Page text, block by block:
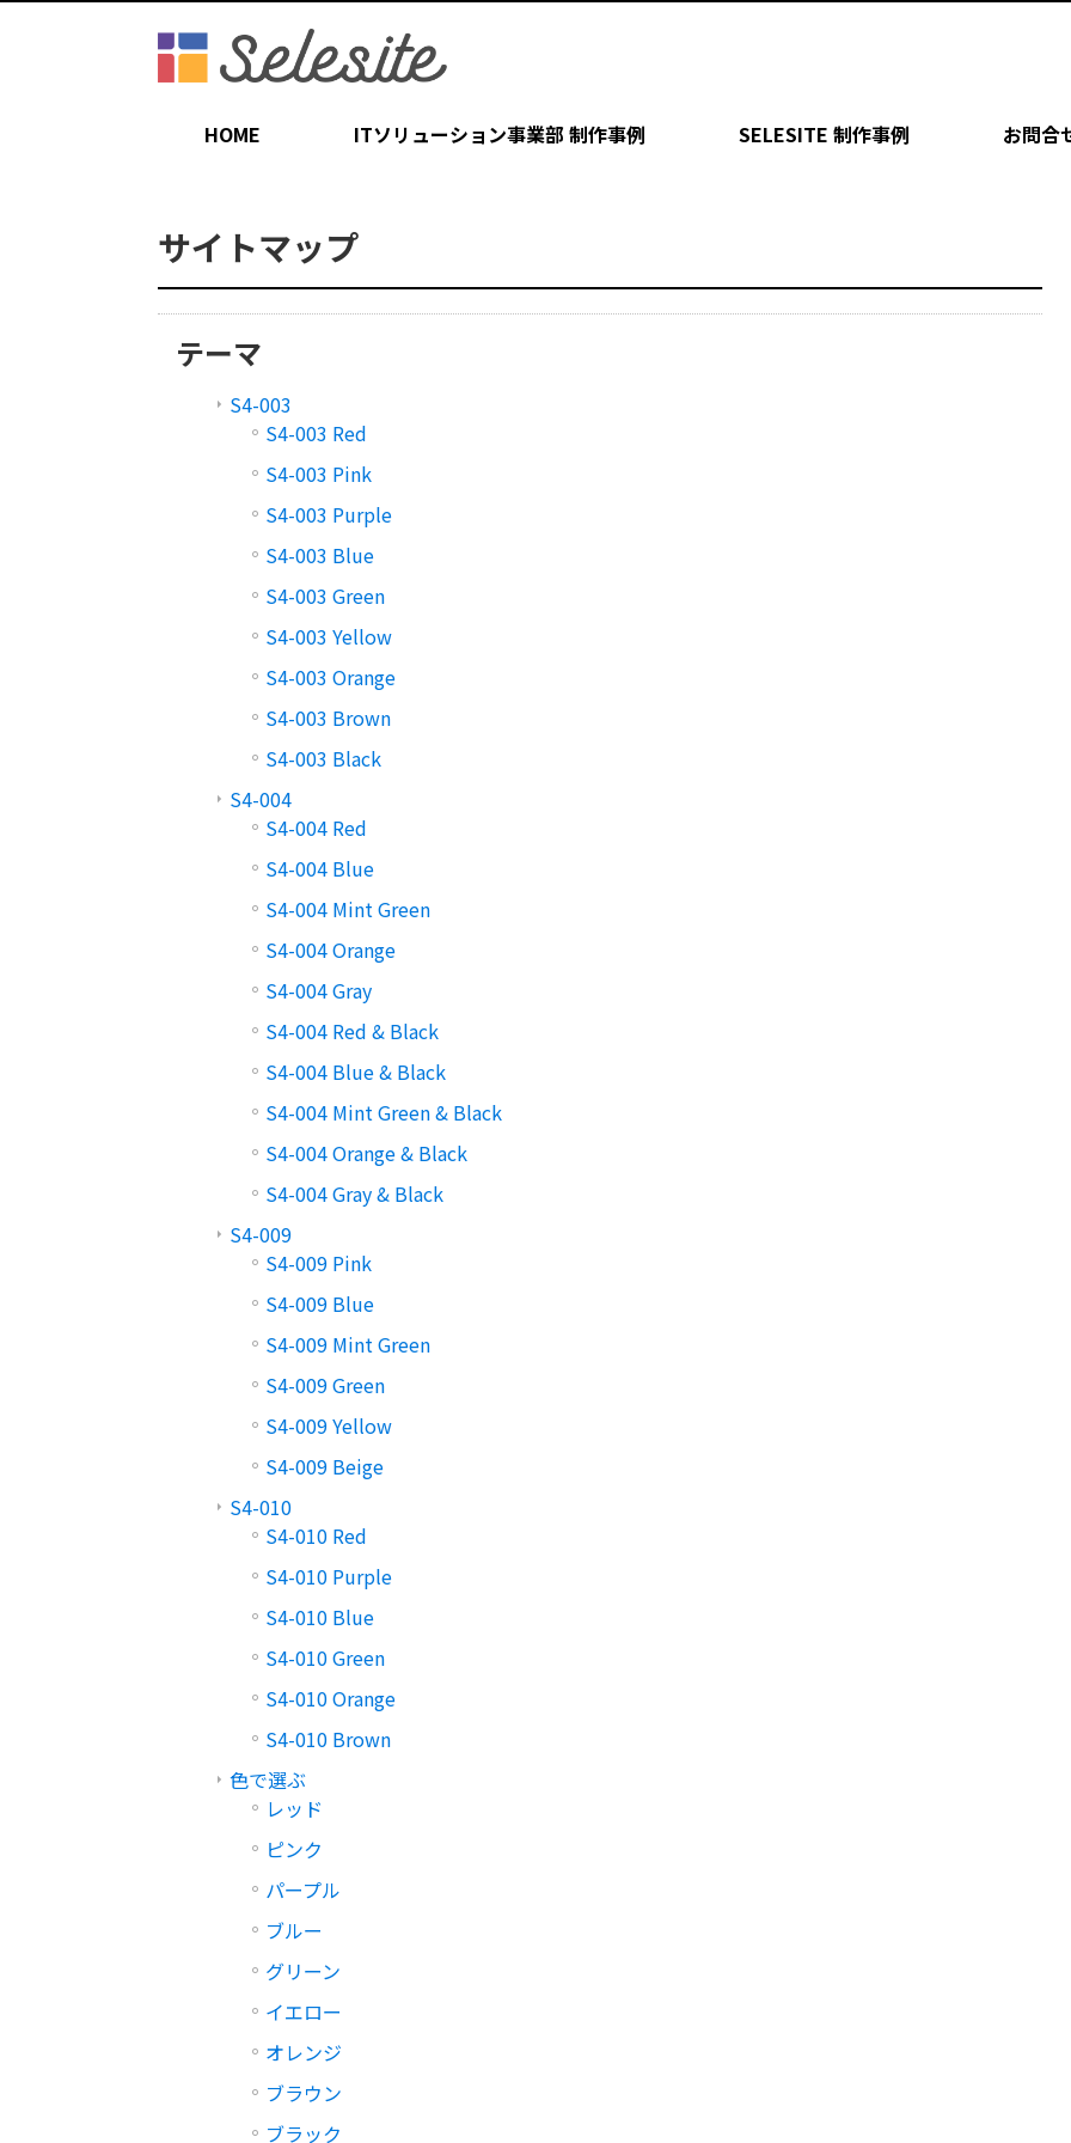
HOME ITソリューション事業部 制作事例 SELESITE 制作事例 お問合
サイトマップ
テーマ
S4-003
S4-003 Red
S4-003 Pink
S4-003 Purple
S4-003 Blue
S4-003 Green
S4-003 Yellow
S4-003 Orange
S4-003 Brown
S4-003 Black
S4-004
S4-004 Red
S4-004 Blue
S4-004 Mint Green
S4-004 Orange
S4-004 Gray
S4-004 Red & Black
S4-004 Blue & Black
S4-004 Mint Green & Black
S4-004 Orange & Black
S4-004 Gray & Black
S4-009
S4-009 Pink
S4-009 Blue
S4-009 Mint Green
S4-009 Green
S4-009 Yellow
S4-009 Beige
S4-010
S4-010 Red
S4-010 Purple
S4-010 Blue
S4-010 Green
S4-010 Orange
S4-010 Brown
色で選ぶ
レッド
ピンク
パープル
ブルー
グリーン
イエロー
オレンジ
ブラウン
ブラック